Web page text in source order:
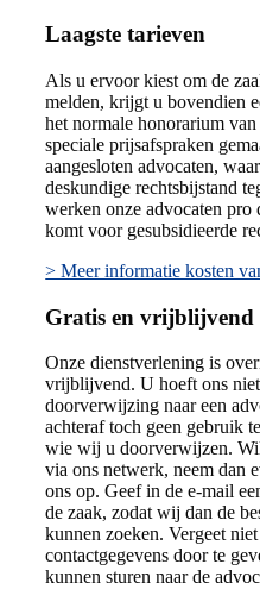
Laagste tarieven
Als u ervoor kiest om de
melden, krijgt u bovendien
het normale honorarium
speciale prijsafspraken
aangesloten advocaten,
deskundige rechtsbijstand
werken onze advocaten
komt voor gesubsidieerde
> Meer informatie kosten
Gratis en vrijblijvend
Onze dienstverlening is
vrijblijvend. U hoeft ons
doorverwijzing naar een
achteraf toch geen gebruik
wie wij u doorverwijzen.
via ons netwerk, neem dan
ons op. Geef in de e-mail
de zaak, zodat wij dan de
kunnen zoeken. Vergeet
contactgegevens door te
kunnen sturen naar de